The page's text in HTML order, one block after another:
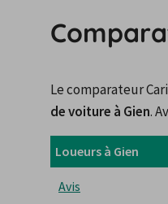
Le comparateur
de voiture à Gien.
Loueurs à Gien
Avis